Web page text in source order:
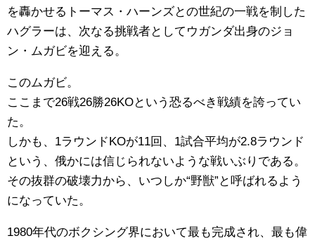
を轟かせるトーマス・ハーンズとの世紀の一戦を制した
ハグラーは、次なる挑戦者としてウガンダ出身のジョ
ン・ムガビを迎える。
このムガビ。
ここまで26戦26勝26KOという恐るべき戦績を誇ってい
た。
しかも、1ラウンドKOが11回、1試合平均が2.8ラウンド
という、俄かには信じられないような戦いぶりである。
その抜群の破壊力から、いつしか“野獣”と呼ばれるよう
になっていた。
1980年代のボクシング界において最も完成され、最も偉